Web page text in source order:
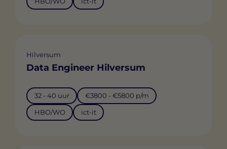
Hilversum
Data Engineer Hilversum
32 - 40 uur €3800 - €5800 p/m
HBO/WO ict-it